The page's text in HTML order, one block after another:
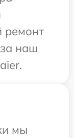
ремонт
наш
мы